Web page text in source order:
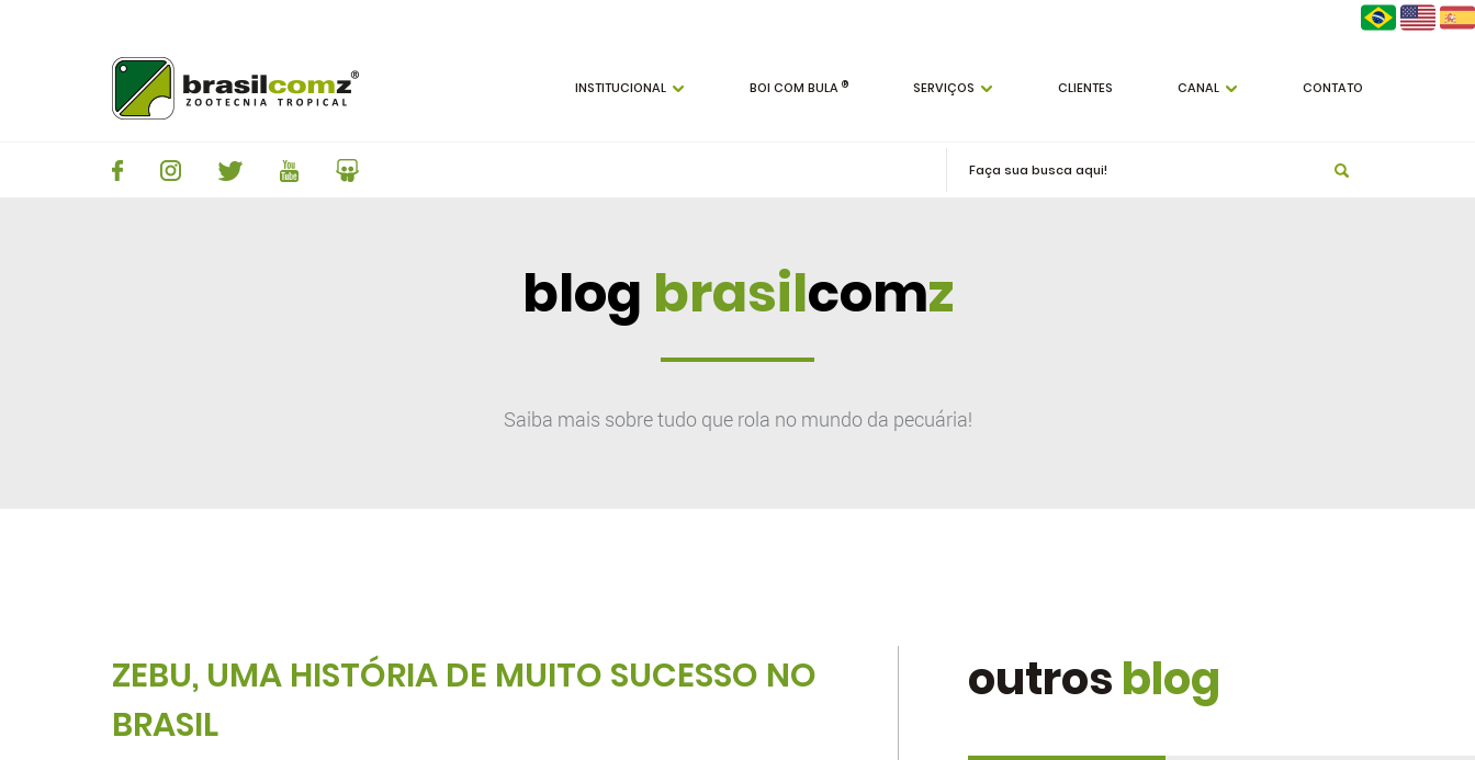
INSTITUCIONAL BOI COM BULA ® SERVIÇOS CLIENTES CANAL CONTATO
blog brasilcomz
Saiba mais sobre tudo que rola no mundo da pecuária!
ZEBU, UMA HISTÓRIA DE MUITO SUCESSO NO
BRASIL
outrosblog